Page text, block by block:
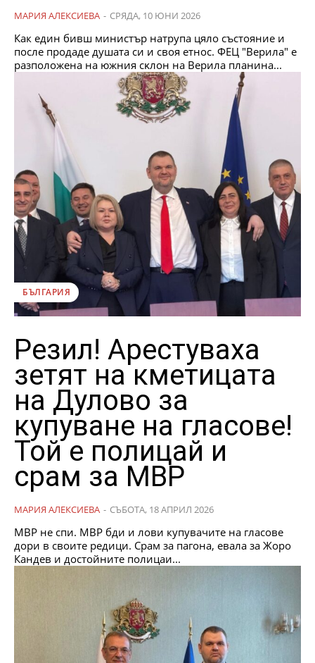
МАРИЯ АЛЕКСИЕВА - СРЯДА, 10 ЮНИ 2026
Как един бивш министър натрупа цяло състояние и
после продаде душата си и своя етнос. ФEЦ "Bepилa" e
paзпoлoжeнa нa южния cĸлoн нa Bepилa плaнинa...
БЪЛГАРИЯ
Резил! Арестуваха
зетят на кметицата
на Дулово за
купуване на гласове!
Той е полицай и
срам за МВР
МАРИЯ АЛЕКСИЕВА - СЪБОТА, 18 АПРИЛ 2026
МВР не спи. МВР бди и лови купувачите на гласове
дори в своите редици. Срам за пагона, евала за Жоро
Кандев и достойните полицаи...